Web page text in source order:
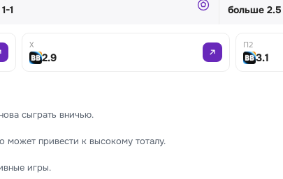
1-1 больше 2.5
X
2.9
П2
3.1
сыграть вничью.
может привести к высокому тоталу.
игры.